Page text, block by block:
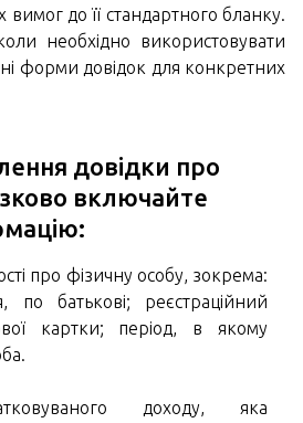
до її стандартного бланку.
необхідно використовувати
форми довідок для конкретних
довідки про
включайте
про фізичну особу, зокрема:
по батькові; реєстраційний
картки; період, в якому
доходу, яка